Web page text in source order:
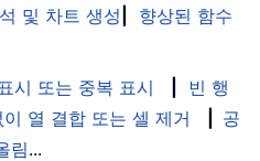
및 차트 생성
향상된 함수
시 또는 중복 표시
빈 행
열 결합 또는 셀 제거
공
림...